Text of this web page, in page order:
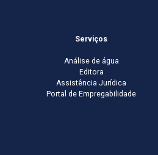
Serviços
Análise de água
Editora
Assistência Jurídica
Portal de Empregabilidade